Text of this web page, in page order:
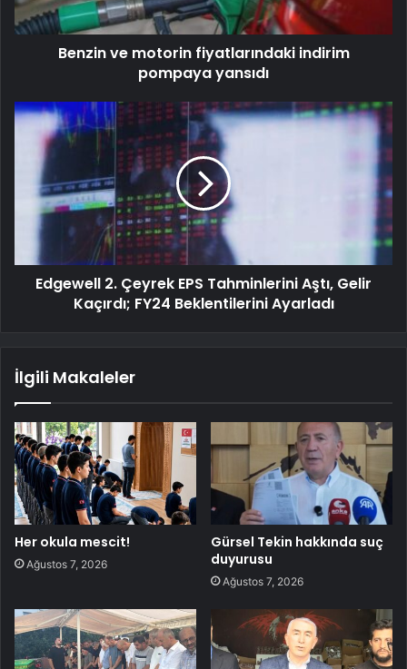
Benzin ve motorin fiyatlarındaki indirim
pompaya yansıdı
Edgewell 2. Çeyrek EPS Tahminlerini Aştı, Gelir
Kaçırdı; FY24 Beklentilerini Ayarladı
İlgili Makaleler
Her okula mescit!
Ağustos 7, 2026
Gürsel Tekin hakkında suç
duyurusu
Ağustos 7, 2026